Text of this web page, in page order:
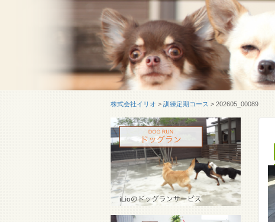
株式会社イリオ > 訓練定期コース > 202605_00089